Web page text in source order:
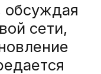
обсуждая
сети,